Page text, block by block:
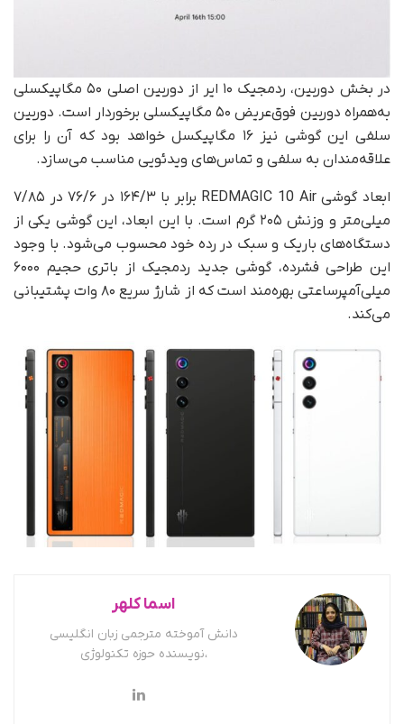
در بخش دوربین، ردمجیک ۱۰ ایر از دوربین اصلی ۵۰ مگاپیکسلی
به‌همراه دوربین فوق‌عریض ۵۰ مگاپیکسلی برخوردار است. دوربین
سلفی این گوشی نیز ۱۶ مگاپیکسل خواهد بود که آن را برای
علاقه‌مندان به سلفی و تماس‌های ویدئویی مناسب می‌سازد.
ابعاد گوشی REDMAGIC 10 Air برابر با ۱۶۴/۳ در ۷۶/۶ در ۷/۸۵
میلی‌متر و وزنش ۲۰۵ گرم است. با این ابعاد، این گوشی یکی از
دستگاه‌های باریک‌ و سبک‌ در رده خود محسوب می‌شود. با وجود
این طراحی فشرده، گوشی جدید ردمجیک از باتری حجیم ۶۰۰۰
میلی‌آمپر‌ساعتی بهره‌مند است که از شارژ سریع ۸۰ وات پشتیبانی
می‌کند.
اسما کلهر
دانش آموخته مترجمی زبان انگلیسی
،نویسنده حوزه تکنولوژی